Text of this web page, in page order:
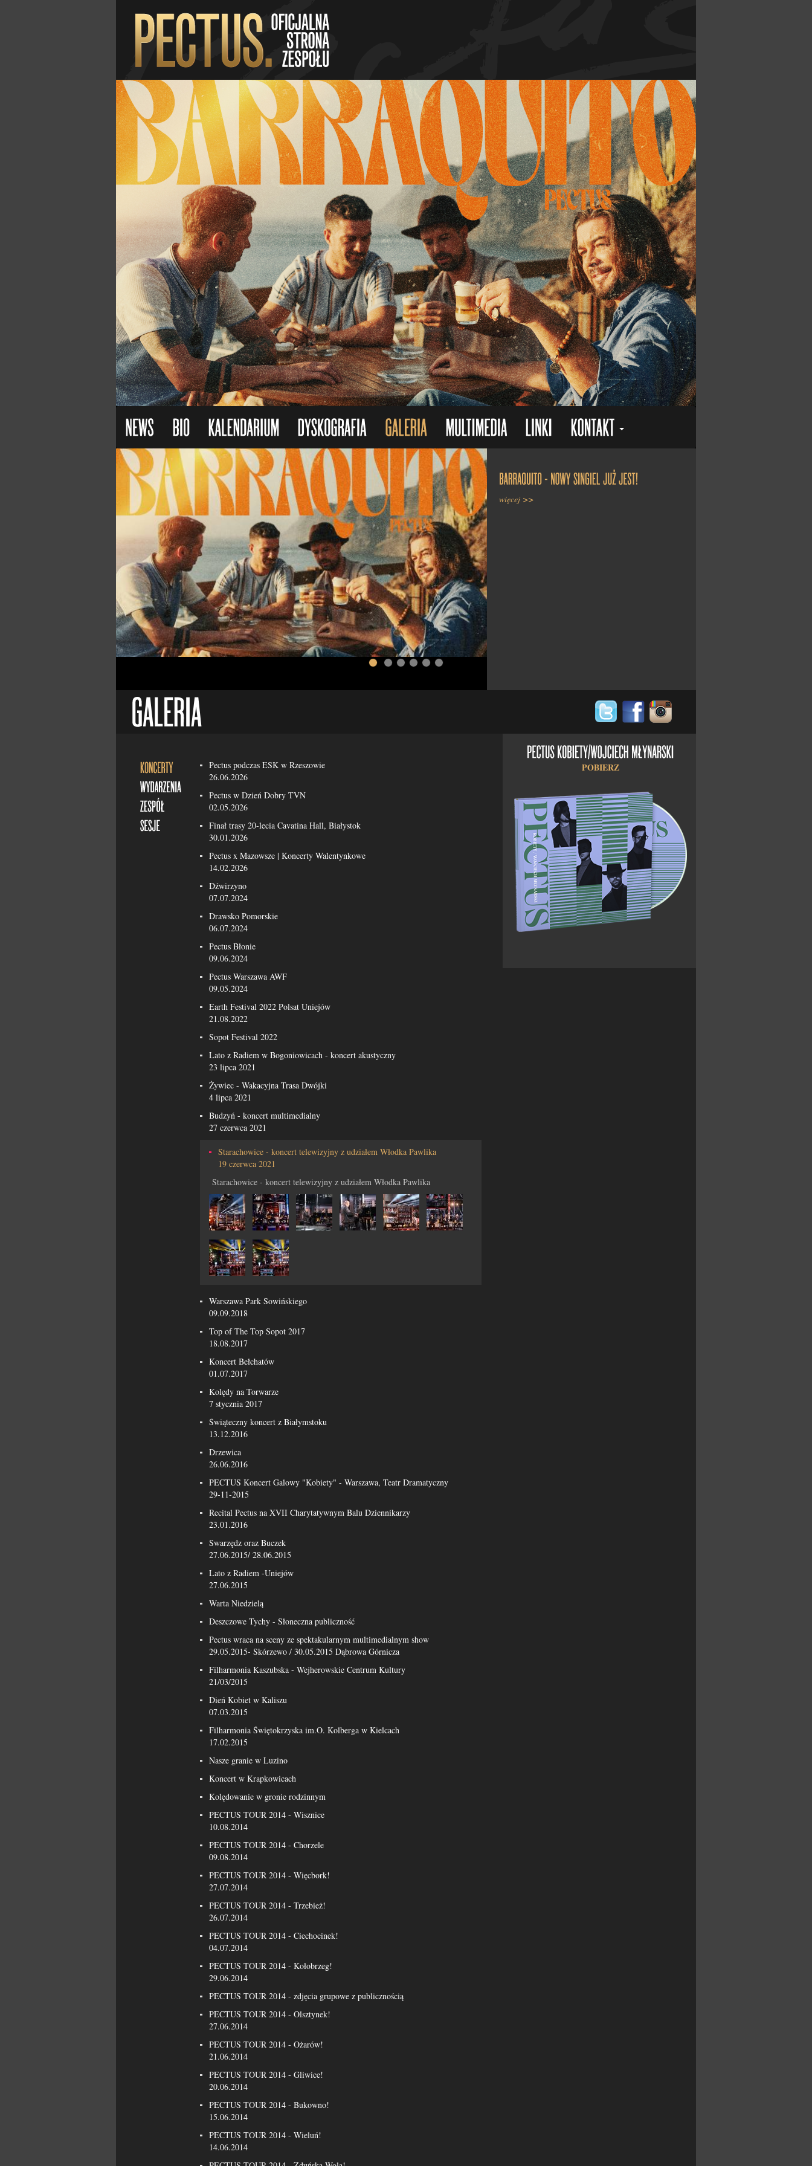
Pectus podczas ESK w Rzeszowie
26.06.2026
Pectus w Dzień Dobry TVN
02.05.2026
Finał trasy 20-lecia Cavatina Hall, Białystok
30.01.2026
Pectus x Mazowsze | Koncerty Walentynkowe
14.02.2026
Dźwirzyno
07.07.2024
Drawsko Pomorskie
06.07.2024
Pectus Błonie
09.06.2024
Pectus Warszawa AWF
09.05.2024
Earth Festival 2022 Polsat Uniejów
21.08.2022
Sopot Festival 2022
Lato z Radiem w Bogoniowicach - koncert akustyczny
23 lipca 2021
Żywiec - Wakacyjna Trasa Dwójki
4 lipca 2021
Budzyń - koncert multimedialny
27 czerwca 2021
Starachowice - koncert telewizyjny z udziałem Włodka Pawlika
19 czerwca 2021
Starachowice - koncert telewizyjny z udziałem Włodka Pawlika
Warszawa Park Sowińskiego
09.09.2018
Top of The Top Sopot 2017
18.08.2017
Koncert Bełchatów
01.07.2017
Kolędy na Torwarze
7 stycznia 2017
Świąteczny koncert z Białymstoku
13.12.2016
Drzewica
26.06.2016
PECTUS Koncert Galowy "Kobiety" - Warszawa, Teatr Dramatyczny
29-11-2015
Recital Pectus na XVII Charytatywnym Balu Dziennikarzy
23.01.2016
Swarzędz oraz Buczek
27.06.2015/ 28.06.2015
Lato z Radiem -Uniejów
27.06.2015
Warta Niedzielą
Deszczowe Tychy - Słoneczna publiczność
Pectus wraca na sceny ze spektakularnym multimedialnym show
29.05.2015- Skórzewo / 30.05.2015 Dąbrowa Górnicza
Filharmonia Kaszubska - Wejherowskie Centrum Kultury
21/03/2015
Dień Kobiet w Kaliszu
07.03.2015
Filharmonia Świętokrzyska im.O. Kolberga w Kielcach
17.02.2015
Nasze granie w Luzino
Koncert w Krapkowicach
Kolędowanie w gronie rodzinnym
PECTUS TOUR 2014 - Wisznice
10.08.2014
PECTUS TOUR 2014 - Chorzele
09.08.2014
PECTUS TOUR 2014 - Więcbork!
27.07.2014
PECTUS TOUR 2014 - Trzebież!
26.07.2014
PECTUS TOUR 2014 - Ciechocinek!
04.07.2014
PECTUS TOUR 2014 - Kołobrzeg!
29.06.2014
PECTUS TOUR 2014 - zdjęcia grupowe z publicznością
PECTUS TOUR 2014 - Olsztynek!
27.06.2014
PECTUS TOUR 2014 - Ożarów!
21.06.2014
PECTUS TOUR 2014 - Gliwice!
20.06.2014
PECTUS TOUR 2014 - Bukowno!
15.06.2014
PECTUS TOUR 2014 - Wieluń!
14.06.2014
POBIERZ